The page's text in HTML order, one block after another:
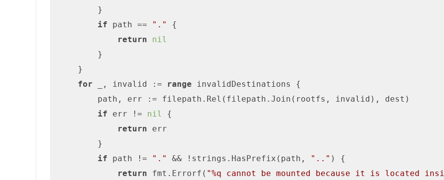
        }
if path == "."
{
return
nil
        }
    }
for _, invalid := range invalidDestinations {
        path, err := filepath.Rel(filepath.Join(rootfs, invalid), dest)
if err != nil
{
return err
        }
if path != "." && !strings.HasPrefix(path, ".." ) {
return fmt.Errorf( "%q cannot be mounted because it is located